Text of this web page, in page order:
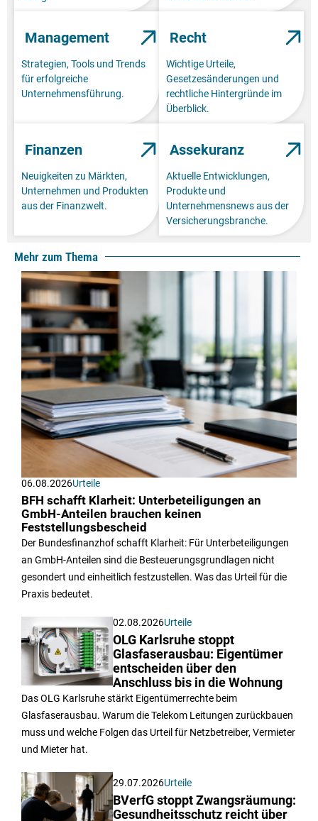
Management
Strategien, Tools und Trends
für erfolgreiche
Unternehmensführung.
Recht
Wichtige Urteile,
Gesetzesänderungen und
rechtliche Hintergründe im
Überblick.
Finanzen
Neuigkeiten zu Märkten,
Unternehmen und Produkten
aus der Finanzwelt.
Assekuranz
Aktuelle Entwicklungen,
Produkte und
Unternehmensnews aus der
Versicherungsbranche.
Mehr zum Thema
06.08.2026Urteile
BFH schafft Klarheit: Unterbeteiligungen an
GmbH-Anteilen brauchen keinen
Feststellungsbescheid
Der Bundesfinanzhof schafft Klarheit: Für Unterbeteiligungen
an GmbH-Anteilen sind die Besteuerungsgrundlagen nicht
gesondert und einheitlich festzustellen. Was das Urteil für die
Praxis bedeutet.
02.08.2026Urteile
OLG Karlsruhe stoppt
Glasfaserausbau: Eigentümer
entscheiden über den
Anschluss bis in die Wohnung
Das OLG Karlsruhe stärkt Eigentümerrechte beim
Glasfaserausbau. Warum die Telekom Leitungen zurückbauen
muss und welche Folgen das Urteil für Netzbetreiber, Vermieter
und Mieter hat.
29.07.2026Urteile
BVerfG stoppt Zwangsräumung:
Gesundheitsschutz reicht über